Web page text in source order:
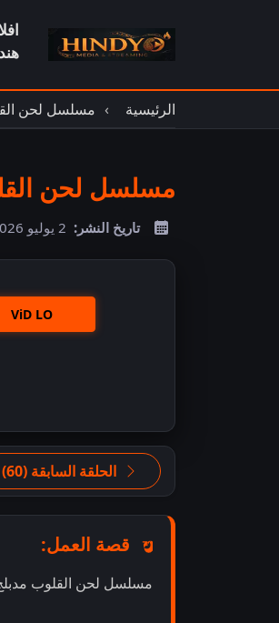
الرئيسية مسلسل لحن
مسلسل لحن
تاريخ النشر: 2 يوليو 2026
ViD LO
الحلقة السابقة (60)
قصة العمل:
مسلسل لحن القلوب مدبلج